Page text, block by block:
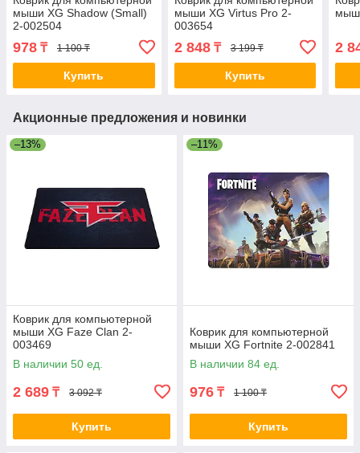
мыши XG Shadow (Small)
2-002504
978 ₸ 1 100 ₸
Купить
мыши XG Virtus Pro 2-
003654
2 848₸ 3 199 ₸
Купить
2
Акционные предложения и новинки
–13%
Коврик для компьютерной
мыши XG Faze Clan 2-
003469
В наличии 50 ед.
2 689 ₸ 3 092 ₸
Купить
–11%
Коврик для компьютерной
мыши XG Fortnite 2-002841
В наличии 84 ед.
976 ₸ 1 100 ₸
Купить